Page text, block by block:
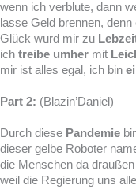
wenn ich verblute, dann
lasse Geld brennen,
Glück wurd mir zu
ich treibe umher mit
mir ist alles egal, ich bin
Part 2: (Blazin’Daniel)
Durch diese Pandemie
dieser gelbe Roboter
die Menschen da
weil die Regierung uns alle